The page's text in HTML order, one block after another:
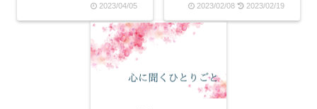
の顔色を窺い、人を怒らせ
ないことに全神経を集中し
て生きてきたからです。人
が怒ったところを見るのが
本当に怖くて、たとえ自分
に怒られていなくても
2023/04/05
ていなくても、自動的に
「自分以外は人間ではな
い」と思っていると起こる
とは、「私のことは誰も理
2023/02/08 2023/02/19